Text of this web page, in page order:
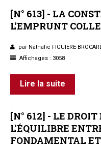
[N° 613] - LA
L'EMPRUNT
par Nathalie FIGUIERE-
Affichages : 3058
Lire la suite
[N° 612] - LE DROIT
L'ÉQUILIBRE
FONDAMENTAL ET